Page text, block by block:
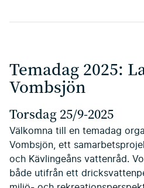
Temadag 2025:
Vombsjön
Torsdag 25/9-2025
Välkomna till en temadag
Vombsjön, ett
och Kävlingeåns vattenråd.
både utifrån ett